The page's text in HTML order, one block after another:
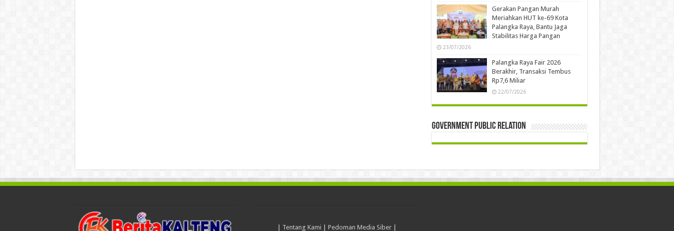
Gerakan Pangan Murah
Meriahkan HUT ke-69 Kota
Palangka Raya, Bantu Jaga
Stabilitas Harga Pangan
23/07/2026
Palangka Raya Fair 2026
Berakhir, Transaksi Tembus
Rp7,6 Miliar
22/07/2026
Government Public Relation
Tentang Kami Pedoman Media Siber|